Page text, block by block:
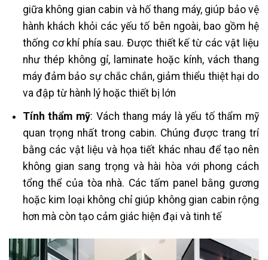
giữa không gian cabin và hố thang máy, giúp bảo vệ
hành khách khỏi các yếu tố bên ngoài, bao gồm hệ
thống cơ khí phía sau. Được thiết kế từ các vật liệu
như thép không gỉ, laminate hoặc kính, vách thang
máy đảm bảo sự chắc chắn, giảm thiểu thiệt hại do
va đập từ hành lý hoặc thiết bị lớn​
Tính thẩm mỹ: Vách thang máy là yếu tố thẩm mỹ
quan trọng nhất trong cabin. Chúng được trang trí
bằng các vật liệu và họa tiết khác nhau để tạo nên
không gian sang trọng và hài hòa với phong cách
tổng thể của tòa nhà. Các tấm panel bằng gương
hoặc kim loại không chỉ giúp không gian cabin rộng
hơn mà còn tạo cảm giác hiện đại và tinh tế​